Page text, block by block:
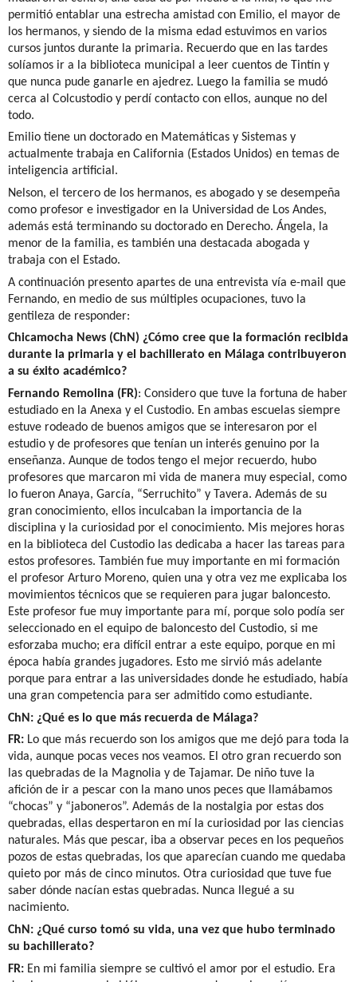
permitió entablar una estrecha amistad con Emilio, el mayor de
los hermanos, y siendo de la misma edad estuvimos en varios
cursos juntos durante la primaria. Recuerdo que en las tardes
solíamos ir a la biblioteca municipal a leer cuentos de Tintín y
que nunca pude ganarle en ajedrez. Luego la familia se mudó
cerca al Colcustodio y perdí contacto con ellos, aunque no del
todo.
Emilio tiene un doctorado en Matemáticas y Sistemas y
actualmente trabaja en California (Estados Unidos) en temas de
inteligencia artificial.
Nelson, el tercero de los hermanos, es abogado y se desempeña
como profesor e investigador en la Universidad de Los Andes,
además está terminando su doctorado en Derecho. Ángela, la
menor de la familia, es también una destacada abogada y
trabaja con el Estado.
A continuación presento apartes de una entrevista vía e-mail que
Fernando, en medio de sus múltiples ocupaciones, tuvo la
gentileza de responder:
Chicamocha News (ChN) ¿Cómo cree que la formación recibida
durante la primaria y el bachillerato en Málaga contribuyeron
a su éxito académico?
Fernando Remolina (FR): Considero que tuve la fortuna de haber
estudiado en la Anexa y el Custodio. En ambas escuelas siempre
estuve rodeado de buenos amigos que se interesaron por el
estudio y de profesores que tenían un interés genuino por la
enseñanza. Aunque de todos tengo el mejor recuerdo, hubo
profesores que marcaron mi vida de manera muy especial, como
lo fueron Anaya, García, “Serruchito” y Tavera. Además de su
gran conocimiento, ellos inculcaban la importancia de la
disciplina y la curiosidad por el conocimiento. Mis mejores horas
en la biblioteca del Custodio las dedicaba a hacer las tareas para
estos profesores. También fue muy importante en mi formación
el profesor Arturo Moreno, quien una y otra vez me explicaba los
movimientos técnicos que se requieren para jugar baloncesto.
Este profesor fue muy importante para mí, porque solo podía ser
seleccionado en el equipo de baloncesto del Custodio, si me
esforzaba mucho; era difícil entrar a este equipo, porque en mi
época había grandes jugadores. Esto me sirvió más adelante
porque para entrar a las universidades donde he estudiado, había
una gran competencia para ser admitido como estudiante.
ChN: ¿Qué es lo que más recuerda de Málaga?
FR: Lo que más recuerdo son los amigos que me dejó para toda la
vida, aunque pocas veces nos veamos. El otro gran recuerdo son
las quebradas de la Magnolia y de Tajamar. De niño tuve la
afición de ir a pescar con la mano unos peces que llamábamos
“chocas” y “jaboneros”. Además de la nostalgia por estas dos
quebradas, ellas despertaron en mí la curiosidad por las ciencias
naturales. Más que pescar, iba a observar peces en los pequeños
pozos de estas quebradas, los que aparecían cuando me quedaba
quieto por más de cinco minutos. Otra curiosidad que tuve fue
saber dónde nacían estas quebradas. Nunca llegué a su
nacimiento.
ChN: ¿Qué curso tomó su vida, una vez que hubo terminado
su bachillerato?
FR: En mi familia siempre se cultivó el amor por el estudio. Era